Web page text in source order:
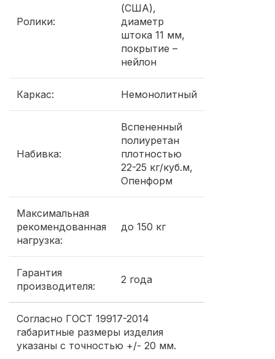
Ролики:
(США),
диаметр
штока 11 мм,
покрытие –
нейлон
Каркас: Немонолитный
Набивка:
Вспененный
полиуретан
плотностью
22-25 кг/куб.м,
Опенформ
Максимальная
рекомендованная
нагрузка:
до 150 кг
Гарантия
производителя:
2 года
Согласно ГОСТ 19917-2014
габаритные размеры изделия
указаны с точностью +/- 20 мм.